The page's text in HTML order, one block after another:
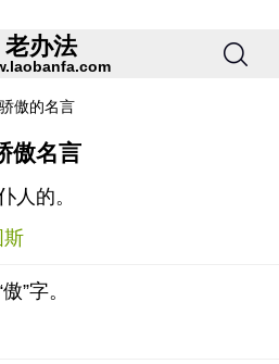
老办法
骄傲的名言
傲名言
人的。
斯
”字。